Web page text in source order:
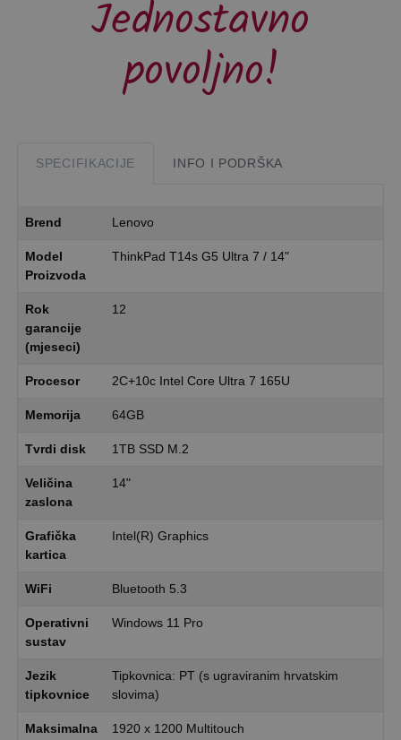
Jednostavno
povoljno!
SPECIFIKACIJE INFO I PODRŠKA
Brend Lenovo
Model
Proizvoda
ThinkPad T14s G5 Ultra 7 / 14"
Rok
garancije
(mjeseci)
12
Procesor 2C+10c Intel Core Ultra 7 165U
Memorija 64GB
Tvrdi disk 1TB SSD M.2
Veličina
zaslona
14"
Grafička
kartica
Intel(R) Graphics
WiFi Bluetooth 5.3
Operativni
sustav
Windows 11 Pro
Jezik
tipkovnice
Tipkovnica: PT (s ugraviranim hrvatskim
slovima)
Maksimalna 1920 x 1200 Multitouch